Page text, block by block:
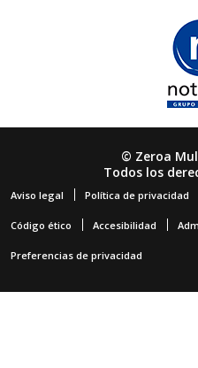
© Zeroa
Todos los
Aviso legal Política de privacidad
Código ético Accesibilidad
Preferencias de privacidad